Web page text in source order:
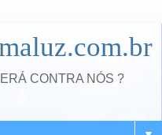
CONTRA NÓS ?